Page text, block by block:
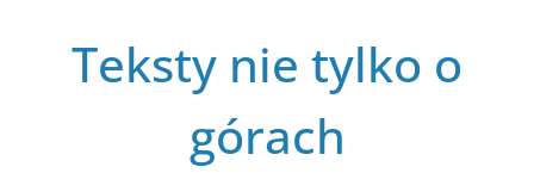
Teksty nie tylko o
górach